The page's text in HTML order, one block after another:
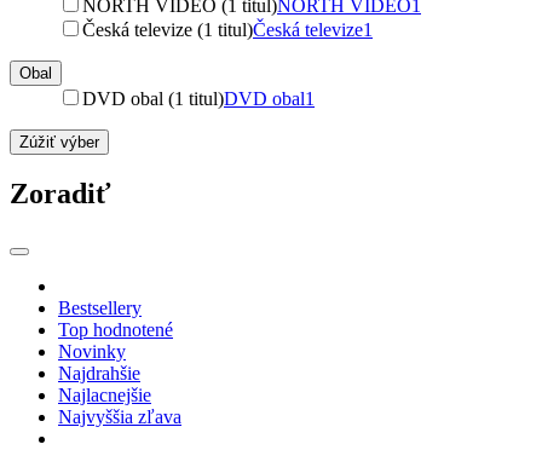
NORTH VIDEO (1 titul)NORTH VIDEO1
Česká televize (1 titul)Česká televize1
Obal
DVD obal (1 titul)DVD obal1
Zúžiť výber
Zoradiť
Bestsellery
Top hodnotené
Novinky
Najdrahšie
Najlacnejšie
Najvyššia zľava